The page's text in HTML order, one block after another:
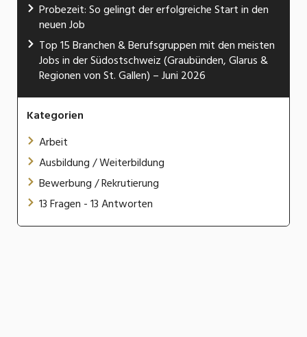
Probezeit: So gelingt der erfolgreiche Start in den
neuen Job
Top 15 Branchen & Berufsgruppen mit den meisten
Jobs in der Südostschweiz (Graubünden, Glarus &
Regionen von St. Gallen) – Juni 2026
Kategorien
Arbeit
Ausbildung / Weiterbildung
Bewerbung / Rekrutierung
13 Fragen - 13 Antworten